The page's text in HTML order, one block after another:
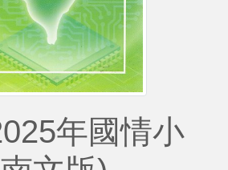
年國情小